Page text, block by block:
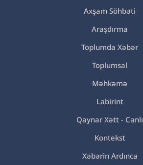
Axşam Söhbəti
Araşdırma
Toplumda Xəbər
Toplumsal
Məhkəmə
Labirint
Qaynar Xətt - Canlı
Kontekst
Xəbərin Ardınca